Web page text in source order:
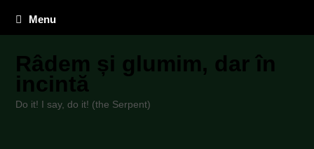
Menu
Râdem și glumim, dar în
incintă
Do it! I say, do it! (the Serpent)